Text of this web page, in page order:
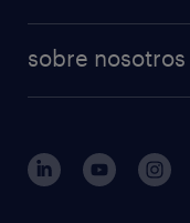
sobre nosotros